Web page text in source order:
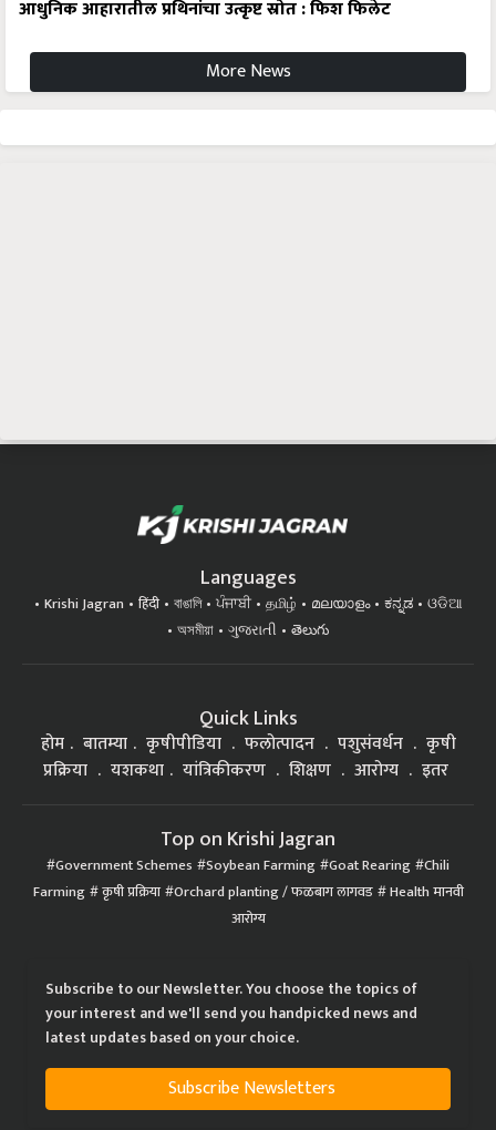
आधुनिक आहारातील प्रथिनांचा उत्कृष्ट स्रोत : फिश फिलेट
More News
Languages
Krishi Jagran हिंदी বাঙালি ਪੰਜਾਬੀ தமிழ் മലയാളം ಕನ್ನಡ
ଓଡିଆ
অসমীয়া
ગુજરાતી తెలుగు
Quick Links
होम बातम्या कृषीपीडिया फलोत्पादन पशुसंवर्धन
कृषी
प्रक्रिया
यशकथा यांत्रिकीकरण शिक्षण आरोग्य इतर
Top on Krishi Jagran
Government Schemes Soybean Farming Goat Rearing Chili
Farming कृषी प्रक्रिया Orchard planting / फळबाग लागवड Health मानवी
आरोग्य
Subscribe to our Newsletter. You choose the topics of
your interest and we'll send you handpicked news and
latest updates based on your choice.
Subscribe Newsletters